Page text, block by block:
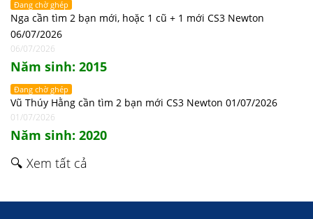
Đang chờ ghép
Nga cần tìm 2 bạn mới, hoặc 1 cũ + 1 mới CS3 Newton
06/07/2026
06/07/2026
Năm sinh: 2015
Đang chờ ghép
Vũ Thúy Hằng cần tìm 2 bạn mới CS3 Newton 01/07/2026
01/07/2026
Năm sinh: 2020
🔍 Xem tất cả